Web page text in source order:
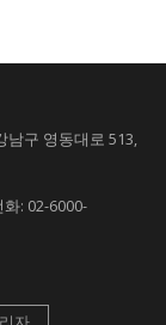
구 영동대로 513,
: 02-6000-